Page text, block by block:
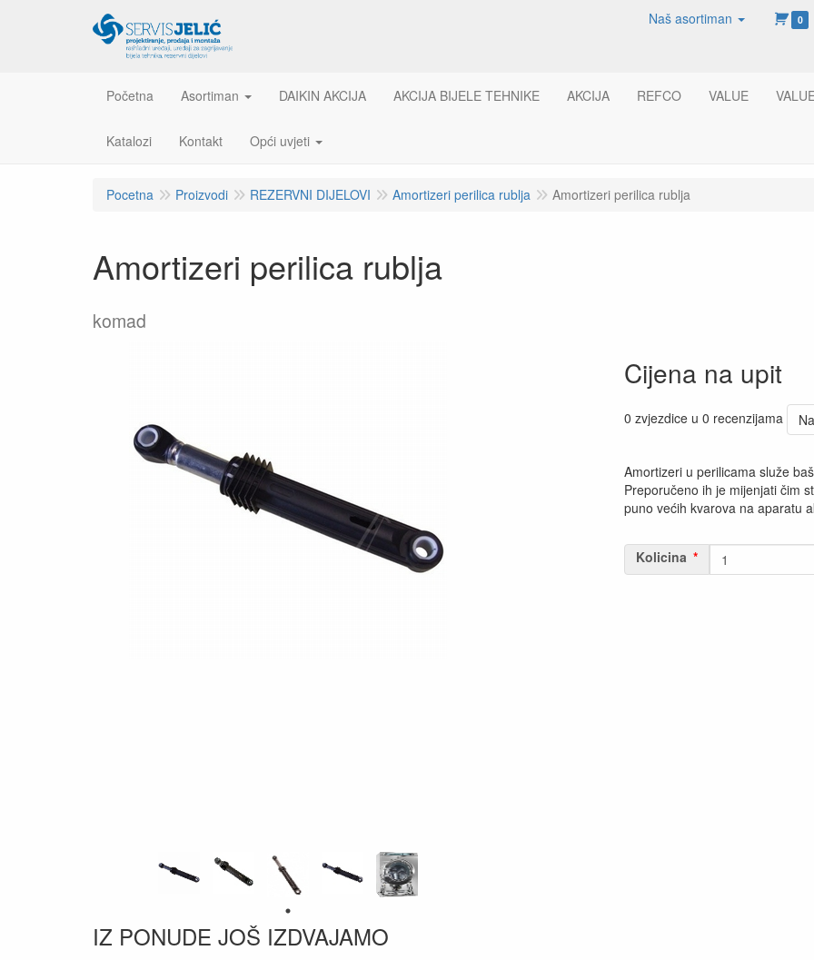
Naš asortiman 0
Početna Asortiman DAIKIN AKCIJA AKCIJA BIJELE TEHNIKE AKCIJA REFCO VALUE
Katalozi Kontakt Opći uvjeti
Pocetna Proizvodi REZERVNI DIJELOVI Amortizeri perilica rublja Amortizeri perilica rublja
Amortizeri perilica rublja
komad
Cijena na upit
0 zvjezdice u 0 recenzijama
Amortizeri u perilicama služe
Preporučeno ih je mijenjati čim
puno većih kvarova na aparatu
Kolicina
IZ PONUDE JOŠ IZDVAJAMO